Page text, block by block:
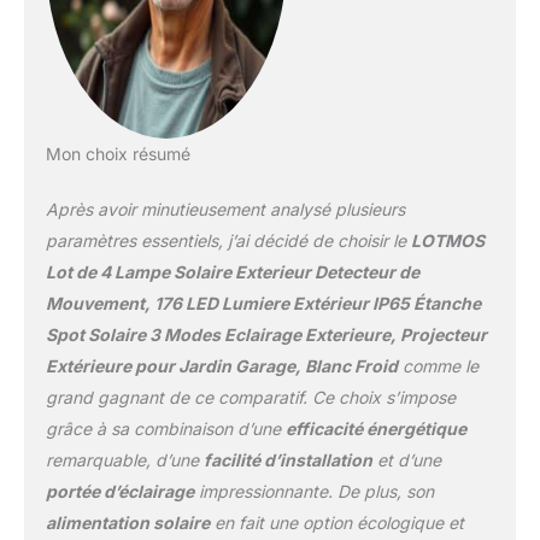
lumière s'active de
manière fiable avec une
luminosité de 100 %, de
jour comme de nuit, sans
La lampe solaire est
fabriquée en ABS de
haute qualité, résistant
aux températures
protection professionnel
IP65, l'intérieur de la
lampe solaire est étanche
à l'eau et à la poussière,
et peut maintenir une
luminosité très élevée
même lorsqu'elle est
exposée à l'extérieur
solaire exterieur
detecteur de mouvement
dispose de 3 modes :
(mode constant), (mode
contrôlé par le capteur
de mouvement PIR
nouvellement mis à
niveau, qui détecte de
manière sensible les
objets en mouvement,
sans nécessiter de
commutation manuelle
pratique et plus facile à
utiliser pour vous et
votre famille IP65
Étanche : la lumière
Mon choix résumé
Après avoir minutieusement analysé plusieurs
paramètres essentiels, j’ai décidé de choisir le LOTMOS
Lot de 4 Lampe Solaire Exterieur Detecteur de
Mouvement, 176 LED Lumiere Extérieur IP65 Étanche
Spot Solaire 3 Modes Eclairage Exterieure, Projecteur
Extérieure pour Jardin Garage, Blanc Froidcomme le
grand gagnant de ce comparatif. Ce choix s’impose
grâce à sa combinaison d’une efficacité énergétique
remarquable, d’une facilité d’installationet d’une
portée d’éclairageimpressionnante. De plus, son
alimentation solaireen fait une option écologique et